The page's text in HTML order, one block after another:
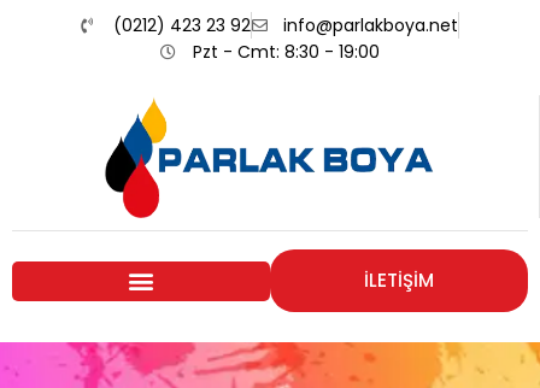
(0212) 423 23 92
info@parlakboya.net
Pzt - Cmt: 8:30 - 19:00
İLETİŞİM